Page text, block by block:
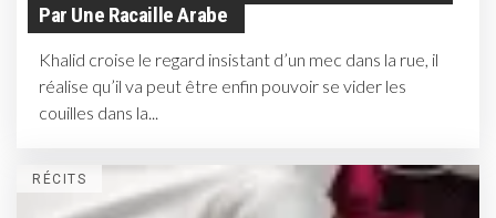
Par Une Racaille Arabe
Khalid croise le regard insistant d’un mec dans la rue, il
réalise qu’il va peut être enfin pouvoir se vider les
couilles dans la...
RÉCITS